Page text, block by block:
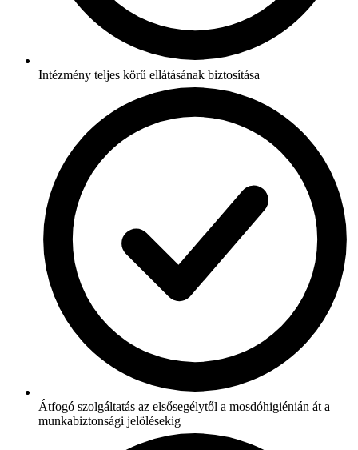
Intézmény teljes körű ellátásának biztosítása
Átfogó szolgáltatás az elsősegélytől a mosdóhigiénián át a
munkabiztonsági jelölésekig